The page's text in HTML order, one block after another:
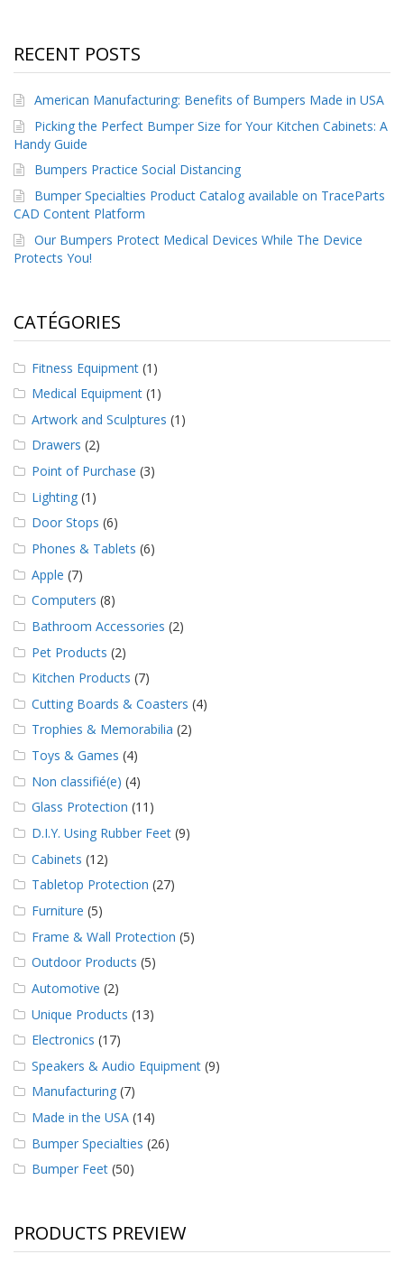
F
A
B
l
o
g
e
C
o
m
n
i
u
z
a
v
e
n
o
s
RECENT POSTS
American Manufacturing: Benefits of Bumpers Made in USA
Picking the Perfect Bumper Size for Your Kitchen Cabinets: A
Handy Guide
Bumpers Practice Social Distancing
Bumper Specialties Product Catalog available on TraceParts
CAD Content Platform
Our Bumpers Protect Medical Devices While The Device
Protects You!
CATÉGORIES
Fitness Equipment (1)
Medical Equipment (1)
Artwork and Sculptures (1)
Drawers (2)
Point of Purchase (3)
Lighting (1)
Door Stops (6)
Phones & Tablets (6)
Apple (7)
Computers (8)
Bathroom Accessories (2)
Pet Products (2)
Kitchen Products (7)
Cutting Boards & Coasters (4)
Trophies & Memorabilia (2)
Toys & Games (4)
Non classifié(e) (4)
Glass Protection (11)
D.I.Y. Using Rubber Feet (9)
Cabinets (12)
Tabletop Protection (27)
Furniture (5)
Frame & Wall Protection (5)
Outdoor Products (5)
Automotive (2)
Unique Products (13)
Electronics (17)
Speakers & Audio Equipment (9)
Manufacturing (7)
Made in the USA (14)
Bumper Specialties (26)
Bumper Feet (50)
PRODUCTS PREVIEW